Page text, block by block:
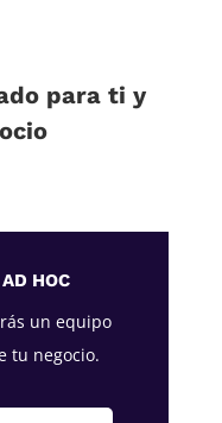
para ti y
HOC
un equipo
tu negocio.